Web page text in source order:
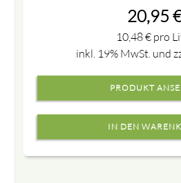
20,95
10,48€pro
inkl. 19% MwSt. und
PRODUKT